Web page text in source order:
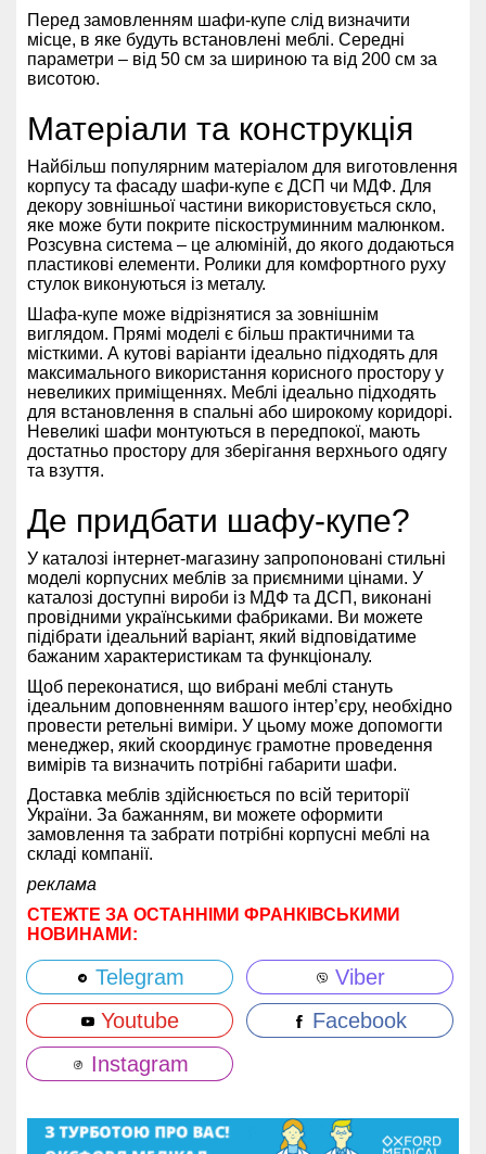
Перед замовленням шафи-купе слід визначити
місце, в яке будуть встановлені меблі. Середні
параметри – від 50 см за шириною та від 200 см за
висотою.
Матеріали та конструкція
Найбільш популярним матеріалом для виготовлення
корпусу та фасаду шафи-купе є ДСП чи МДФ. Для
декору зовнішньої частини використовується скло,
яке може бути покрите піскоструминним малюнком.
Розсувна система – це алюміній, до якого додаються
пластикові елементи. Ролики для комфортного руху
стулок виконуються із металу.
Шафа-купе може відрізнятися за зовнішнім
виглядом. Прямі моделі є більш практичними та
місткими. А кутові варіанти ідеально підходять для
максимального використання корисного простору у
невеликих приміщеннях. Меблі ідеально підходять
для встановлення в спальні або широкому коридорі.
Невеликі шафи монтуються в передпокої, мають
достатньо простору для зберігання верхнього одягу
та взуття.
Де придбати шафу-купе?
У каталозі інтернет-магазину запропоновані стильні
моделі корпусних меблів за приємними цінами. У
каталозі доступні вироби із МДФ та ДСП, виконані
провідними українськими фабриками. Ви можете
підібрати ідеальний варіант, який відповідатиме
бажаним характеристикам та функціоналу.
Щоб переконатися, що вибрані меблі стануть
ідеальним доповненням вашого інтер’єру, необхідно
провести ретельні виміри. У цьому може допомогти
менеджер, який скоординує грамотне проведення
вимірів та визначить потрібні габарити шафи.
Доставка меблів здійснюється по всій території
України. За бажанням, ви можете оформити
замовлення та забрати потрібні корпусні меблі на
складі компанії.
реклама
СТЕЖТЕ ЗА ОСТАННІМИ ФРАНКІВСЬКИМИ
НОВИНАМИ:
Telegram
Viber
Youtube
Facebook
Instagram